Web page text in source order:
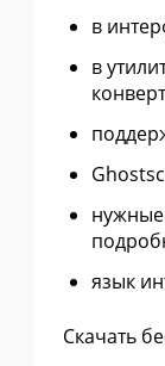
в
в
нужные
язык
Скачать